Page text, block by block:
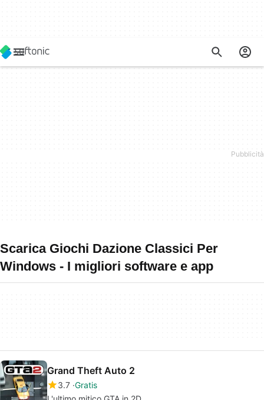
Scarica Giochi Dazione Classici Per
Windows - I migliori software e app
Grand Theft Auto 2
3.7 Gratis